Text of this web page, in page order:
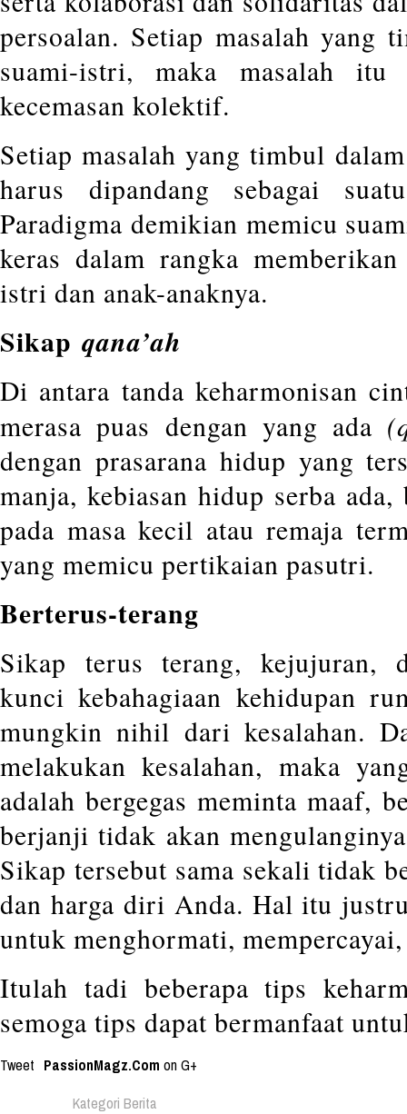
persoalan. Setiap masalah yang
suami-istri, maka masalah itu
kecemasan kolektif.
Setiap masalah yang timbul
harus dipandang sebagai
Paradigma demikian memicu
keras dalam rangka
istri dan anak-anaknya.
Sikap qana’ah
Di antara tanda keharmonisan
merasa puas dengan yang ada
dengan prasarana hidup yang
manja, kebiasan hidup serba
pada masa kecil atau remaja
yang memicu pertikaian pasutri.
Berterus-terang
Sikap terus terang, kejujuran,
kunci kebahagiaan kehidupan
mungkin nihil dari kesalahan.
melakukan kesalahan, maka
adalah bergegas meminta maaf,
berjanji tidak akan
Sikap tersebut sama sekali tidak
dan harga diri Anda. Hal itu
untuk menghormati,
Itulah tadi beberapa tips
semoga tips dapat bermanfaat
Tweet PassionMagz.Com on G+
Kategori Berita